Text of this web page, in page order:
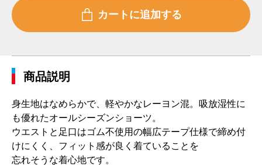
商品説明
身生地はなめらかで、軽やかなレーヨン混。吸放湿性に
も優れたオールシーズンショーツ。
ウエストと足口はゴム不使用の幅広テープ仕様で締め付
けにくく、フィット感が良く着ていることを
忘れそうな着心地です。